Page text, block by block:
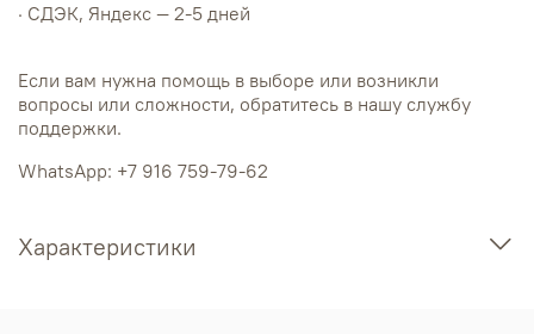
· СДЭК, Яндекс — 2-5 дней
Если вам нужна помощь в выборе или возникли
вопросы или сложности, обратитесь в нашу службу
поддержки.
WhatsApp: +7 916 759-79-62
Характеристики